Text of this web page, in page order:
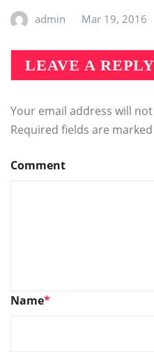
admin Mar 19, 2016
LEAVE A REPLY
Your email address will
Required fields are marked
Comment
Name*